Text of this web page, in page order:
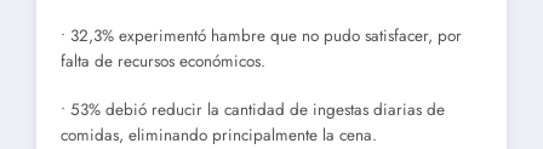
• 32,3% experimentó hambre que no pudo satisfacer, por
falta de recursos económicos.
• 53% debió reducir la cantidad de ingestas diarias de
comidas, eliminando principalmente la cena.